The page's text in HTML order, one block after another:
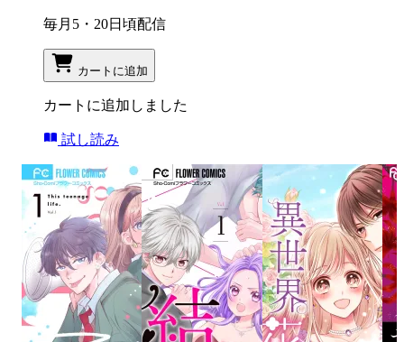
毎月5・20日頃配信
カートに追加
カートに追加しました
試し読み